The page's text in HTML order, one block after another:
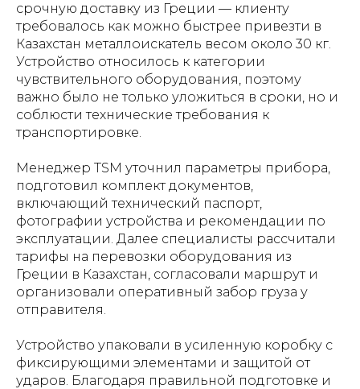
срочную доставку из Греции — клиенту
требовалось как можно быстрее привезти в
Казахстан металлоискатель весом около 30 кг.
Устройство относилось к категории
чувствительного оборудования, поэтому
важно было не только уложиться в сроки, но и
соблюсти технические требования к
транспортировке.
Менеджер TSM уточнил параметры прибора,
подготовил комплект документов,
включающий технический паспорт,
фотографии устройства и рекомендации по
эксплуатации. Далее специалисты рассчитали
тарифы на перевозки оборудования из
Греции в Казахстан, согласовали маршрут и
организовали оперативный забор груза у
отправителя.
Устройство упаковали в усиленную коробку с
фиксирующими элементами и защитой от
ударов. Благодаря правильной подготовке и